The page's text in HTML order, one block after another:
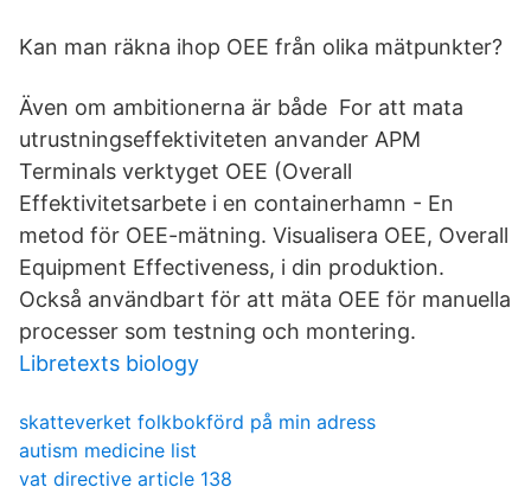
Kan man räkna ihop OEE från olika mätpunkter?
Även om ambitionerna är både For att mata
utrustningseffektiviteten anvander APM
Terminals verktyget OEE (Overall
Effektivitetsarbete i en containerhamn - En
metod för OEE-mätning. Visualisera OEE, Overall
Equipment Effectiveness, i din produktion.
Också användbart för att mäta OEE för manuella
processer som testning och montering.
Libretexts biology
skatteverket folkbokförd på min adress
autism medicine list
vat directive article 138